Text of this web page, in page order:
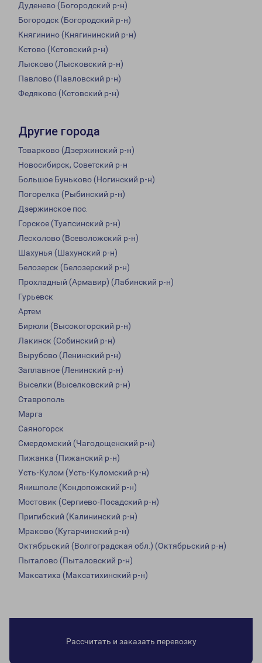
Дуденево (Богородский р-н)
Богородск (Богородский р-н)
Княгинино (Княгининский р-н)
Кстово (Кстовский р-н)
Лысково (Лысковский р-н)
Павлово (Павловский р-н)
Федяково (Кстовский р-н)
Другие города
Товарково (Дзержинский р-н)
Новосибирск, Советский р-н
Большое Буньково (Ногинский р-н)
Погорелка (Рыбинский р-н)
Дзержинское пос.
Горское (Туапсинский р-н)
Лесколово (Всеволожский р-н)
Шахунья (Шахунский р-н)
Белозерск (Белозерский р-н)
Прохладный (Армавир) (Лабинский р-н)
Гурьевск
Артем
Бирюли (Высокогорский р-н)
Лакинск (Собинский р-н)
Вырубово (Ленинский р-н)
Заплавное (Ленинский р-н)
Выселки (Выселковский р-н)
Ставрополь
Марга
Саяногорск
Смердомский (Чагодощенский р-н)
Пижанка (Пижанский р-н)
Усть-Кулом (Усть-Куломский р-н)
Янишполе (Кондопожский р-н)
Мостовик (Сергиево-Посадский р-н)
Пригибский (Калининский р-н)
Мраково (Кугарчинский р-н)
Октябрьский (Волгоградская обл.) (Октябрьский р-н)
Пыталово (Пыталовский р-н)
Максатиха (Максатихинский р-н)
Рассчитать и заказать перевозку